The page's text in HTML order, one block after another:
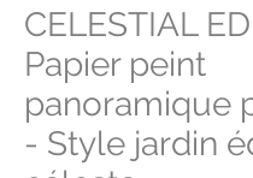
CELESTIAL
Papier peint
panoramique
- Style jardin